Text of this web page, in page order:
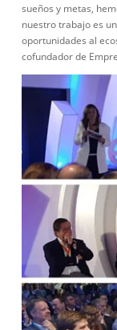
sueños y metas,
nuestro trabajo es
oportunidades al
cofundador de